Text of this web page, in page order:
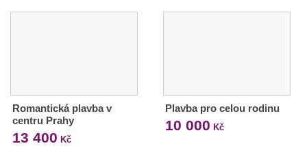
Romantická plavba v
centru Prahy
13 400 Kč
Plavba pro celou rodinu
10 000 Kč